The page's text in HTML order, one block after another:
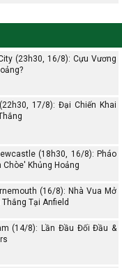
(23h30, 16/8): Cựu Vương
17/8): Đại Chiến Khai
(18h30, 16/8): Pháo
Khủng Hoảng
(16/8): Nhà Vua Mở
Tại Anfield
(14/8): Lần Đầu Đối Đầu &